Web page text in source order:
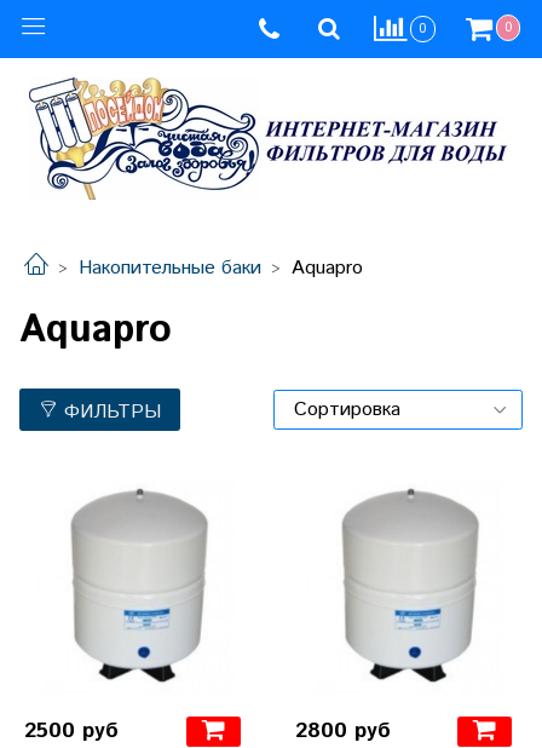
0 0
Накопительные баки Aquapro
Aquapro
ФИЛЬТРЫ
2500 руб 2800 руб